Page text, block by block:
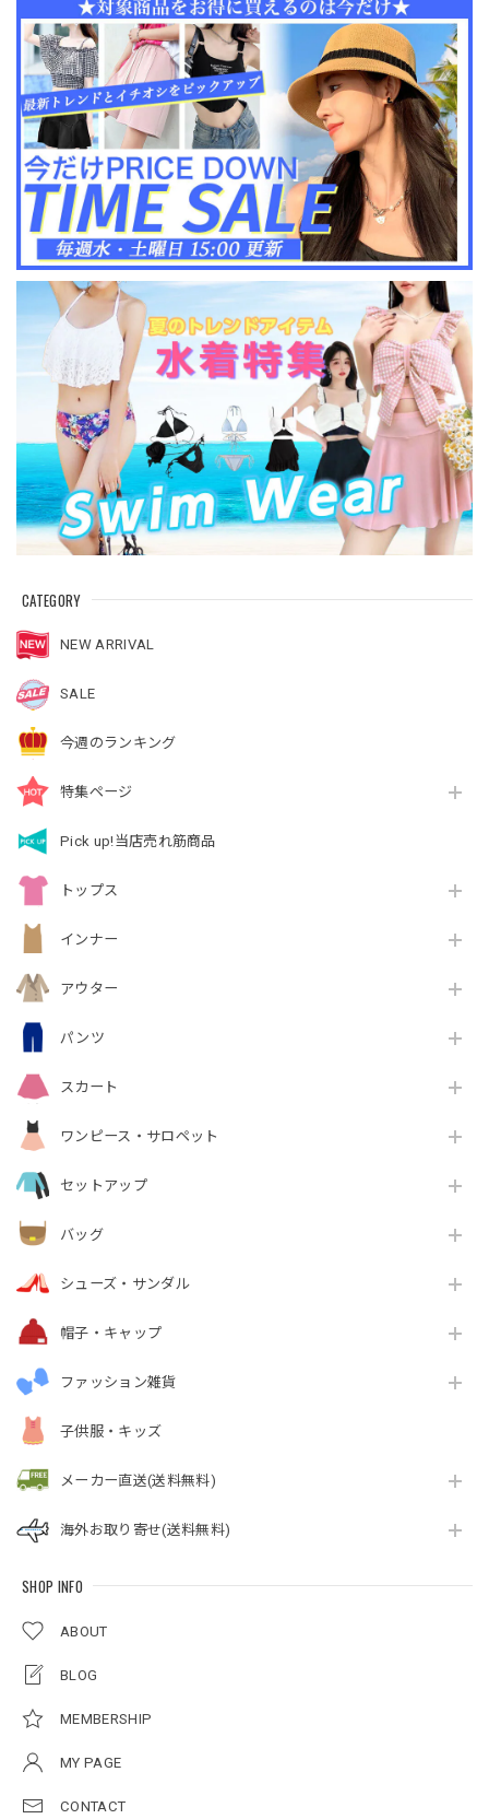
CATEGORY
NEW ARRIVAL
SALE
今週のランキング
特集ページ
Pick up!当店売れ筋商品
トップス
インナー
アウター
パンツ
スカート
ワンピース・サロペット
セットアップ
バッグ
シューズ・サンダル
帽子・キャップ
ファッション雑貨
子供服・キッズ
メーカー直送(送料無料)
海外お取り寄せ(送料無料)
SHOP INFO
ABOUT
BLOG
MEMBERSHIP
MY PAGE
CONTACT
人可愛い 大人女子
[LS-CFB043]